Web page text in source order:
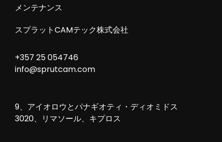
メンテナンス
スプラットCAMテック株式会社
+357 25 054746
info@sprutcam.com
9、アイオロウとパナギオティ・ディオミドス
3020、リマソール、キプロス